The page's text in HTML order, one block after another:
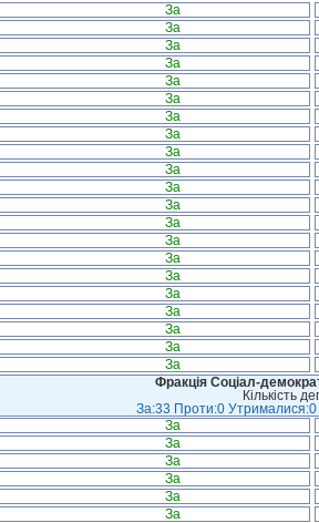
За
За
За
За
За
За
За
За
За
За
За
За
За
За
За
За
За
За
За
За
За
Фракція Соціал-
Кількість
За:33 Проти:0 Утрималися:0
За
За
За
За
За
За